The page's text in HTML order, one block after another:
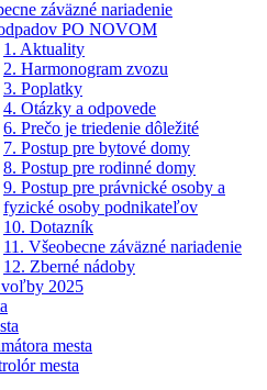
záväzné nariadenie
PO NOVOM
1. Aktuality
2. Harmonogram zvozu
3. Poplatky
4. Otázky a odpovede
6. Prečo je triedenie dôležité
7. Postup pre bytové domy
8. Postup pre rodinné domy
9. Postup pre právnické osoby a
fyzické osoby podnikateľov
10. Dotazník
11. Všeobecne záväzné nariadenie
12. Zberné nádoby
2025
mesta
mesta